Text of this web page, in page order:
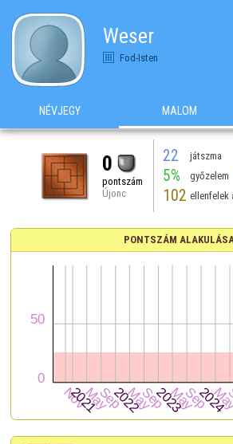
Weser
Fod-Isten
NÉVJEGY MALOM
0
pontszám
Újonc
22 játszma
5% győzelem
102 ellenfelek
PONTSZÁM